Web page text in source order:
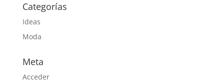
Categorías
Ideas
Moda
Meta
Acceder